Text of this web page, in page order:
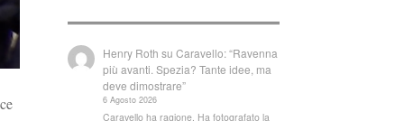
Henry Roth suCaravello: “Ravenna
più avanti. Spezia? Tante idee, ma
deve dimostrare”
6 Agosto 2026
Caravello ha ragione. Ha fotografato la